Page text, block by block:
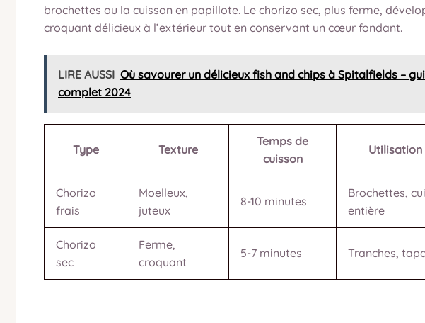
brochettes ou la cuisson en papillote. Le chorizo sec, plus ferme,
croquant délicieux à l’extérieur tout en conservant un cœur fondant.
LIRE AUSSI Où savourer un délicieux fish and chips à Spitalfields –
complet 2024
Type Texture
Temps de
cuisson
Utilisation
Chorizo
frais
Moelleux,
juteux
8-10 minutes
Brochettes,
entière
Chorizo
sec
Ferme,
croquant
5-7 minutes Tranches,